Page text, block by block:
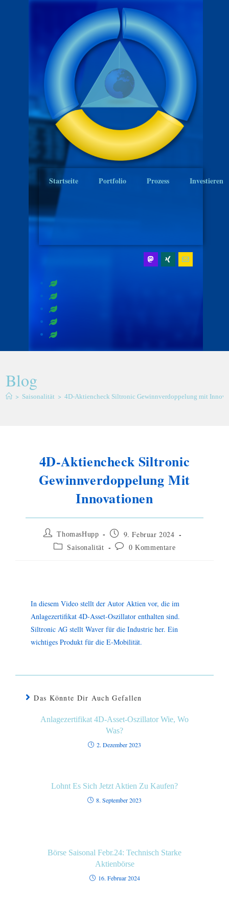
Startseite Portfolio Prozess Investieren
Blog
> Saisonalität > 4D-Aktiencheck Siltronic Gewinnverdoppelung mit
4D-Aktiencheck Siltronic
Gewinnverdoppelung Mit
Innovationen
ThomasHupp 9. Februar 2024
Saisonalität 0 Kommentare
In diesem Video stellt der Autor Aktien vor, die im
Anlagezertifikat 4D-Asset-Oszillator enthalten sind.
Siltronic AG stellt Waver für die Industrie her. Ein
wichtiges Produkt für die E-Mobilität.
Das Könnte Dir Auch Gefallen
Anlagezertifikat 4D-Asset-Oszillator Wie, Wo
Was?
2. Dezember 2023
Lohnt Es Sich Jetzt Aktien Zu Kaufen?
8. September 2023
Börse Saisonal Febr.24: Technisch Starke
Aktienbörse
16. Februar 2024